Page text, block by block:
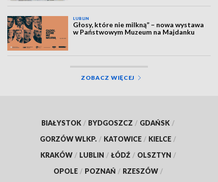
LUBLIN
Głosy, które nie milkną” – nowa wystawa
w Państwowym Muzeum na Majdanku
ZOBACZ WIĘCEJ
BIAŁYSTOK / BYDGOSZCZ / GDAŃSK /
GORZÓW WLKP. / KATOWICE / KIELCE /
KRAKÓW / LUBLIN / ŁÓDŹ / OLSZTYN /
OPOLE / POZNAŃ / RZESZÓW /